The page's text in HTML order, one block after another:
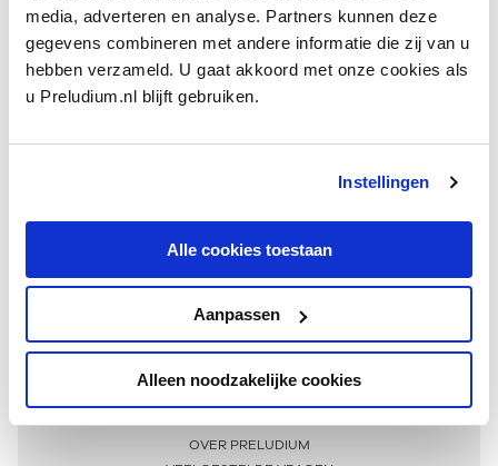
media, adverteren en analyse. Partners kunnen deze
gegevens combineren met andere informatie die zij van u
hebben verzameld. U gaat akkoord met onze cookies als
u Preludium.nl blijft gebruiken.
Instellingen
Alle cookies toestaan
Aanpassen
Alleen noodzakelijke cookies
Meer informatie
OVER PRELUDIUM